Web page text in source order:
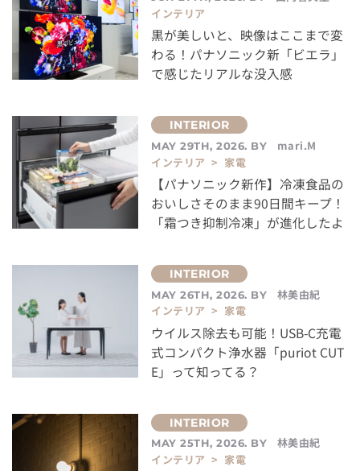
インテリア
黒が美しいと、映像はここまで変
わる！パナソニック新「ビエラ」
で感じたリアルな没入感
MAY 29TH, 2026. BY
mari.M
インテリア > 家電
【パナソニック新作】冷凍食品の
おいしさそのまま90日間キープ！
「霜つき抑制冷凍」が進化したよ
MAY 26TH, 2026. BY
林美由紀
インテリア > 家電
ウイルス除去も可能！USB-C充電
式コンパクト浄水器「puriot CUT
E」って知ってる？
MAY 25TH, 2026. BY
林美由紀
インテリア > 家電